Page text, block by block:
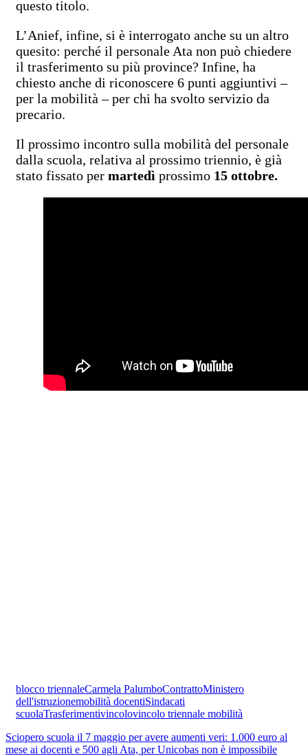
questo titolo.
L’Anief, infine, si è interrogato anche su un altro
quesito: perché il personale Ata non può chiedere
il trasferimento su più province? Infine, ha
chiesto anche di riconoscere 6 punti aggiuntivi –
per la mobilità – per chi ha svolto servizio da
precario.
Il prossimo incontro sulla mobilità del personale
dalla scuola, relativa al prossimo triennio, è già
stato fissato per martedì prossimo 15 ottobre.
blocco triennaleCarmela PalumboContrattoMinistero
dell'istruzionemobilità docentiSindacati
scuolaTrasferimentivincolovincolo triennale mobilità
Sciopero scuola il 7 maggio per avere aumenti veri: 1.000 euro al
mese ai docenti e 500 agli Ata, per Unicobas non è impossibile